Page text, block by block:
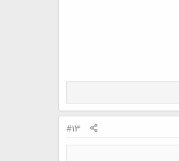
#13